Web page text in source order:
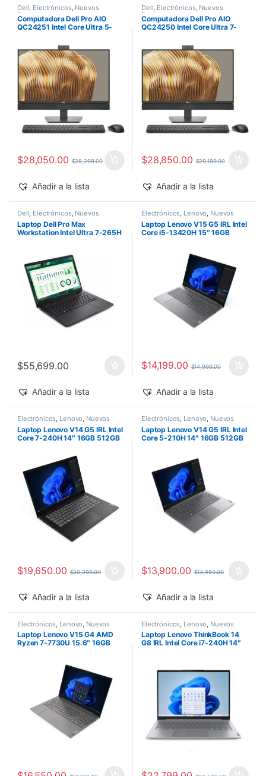
Dell, Electrónicos, Nuevos
Productos
Computadora Dell Pro AIO
QC24251 Intel Core Ultra 5-
Windows 11 Pro
$28,050.00 $28,299.00
Añadir a la lista
Dell, Electrónicos, Nuevos
Productos
Computadora Dell Pro AIO
QC24250 Intel Core Ultra 7-
Windows 11 Pro
$28,850.00 $29,199.00
Añadir a la lista
Dell, Electrónicos, Nuevos
Productos
Laptop Dell Pro Max
Workstation Intel Ultra 7-265H
$55,699.00
Añadir a la lista
Electrónicos, Lenovo, Nuevos
Productos
Laptop Lenovo V15 G5 IRL Intel
Core i5-13420H 15″ 16GB
$14,199.00 $14,999.00
Añadir a la lista
Electrónicos Lenovo Nuevos
Laptop Lenovo V14 G5 IRL Intel
Core 7-240H 14″ 16GB 512GB
$19,650.00 $20,299.00
Añadir a la lista
Electrónicos Lenovo Nuevos
Laptop Lenovo V14 G5 IRL Intel
Core 5-210H 14″ 16GB 512GB
$13,900.00 $14,950.00
Añadir a la lista
Electrónicos Lenovo Nuevos
Productos
Laptop Lenovo V15 G4 AMD
Ryzen 7-7730U 15.6″ 16GB
Electrónicos Lenovo Nuevos
Productos
Laptop Lenovo ThinkBook 14
G8 IRL Intel Core i7-240H 14″